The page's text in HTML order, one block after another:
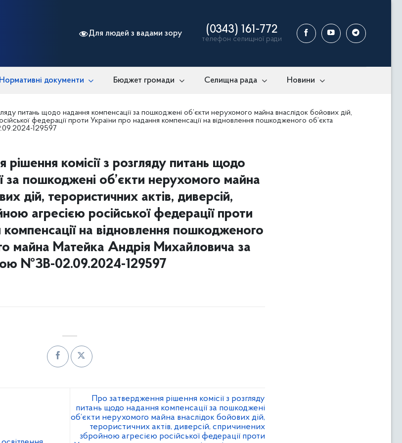
Для людей з вадами зору (0343) 161-772
телефон селищної ради
Нормативні документи Бюджет громади Селищна рада Новини
питань щодо надання компенсації за пошкоджені об’єкти нерухомого майна внаслідок бойових дій,
федерації проти України про надання компенсації на відновлення пошкодженого об’єкта
129597
комісії з розгляду питань щодо
за пошкоджені об’єкти нерухомого майна
дій, терористичних актів, диверсій,
агресією російської федерації проти
на відновлення пошкодженого
майна Матейка Андрія Михайловича за
№ЗВ-02.09.2024-129597
Про затвердження рішення комісії з розгляду
питань щодо надання компенсації за пошкоджені
об’єкти нерухомого майна внаслідок бойових дій,
терористичних актів, диверсій, спричинених
збройною агресією російської федерації проти